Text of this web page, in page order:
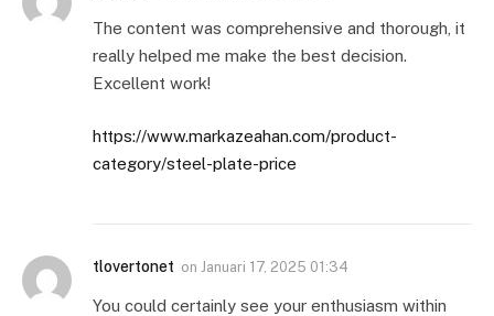
The content was comprehensive and thorough, it
really helped me make the best decision.
Excellent work!
https://www.markazeahan.com/product-
category/steel-plate-price
tlovertonet on Januari 17, 2025 01:34
You could certainly see your enthusiasm within